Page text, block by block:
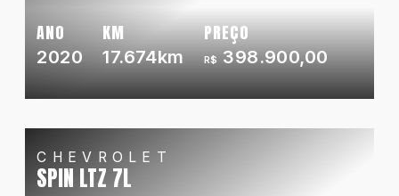
ANO
2020
KM
17.674km
PREÇO
R$398.900,00
CHEVROLET
SPIN LTZ 7L